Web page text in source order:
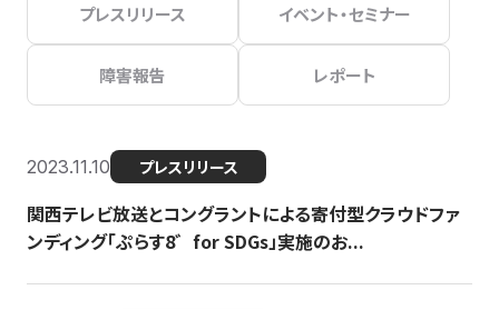
プレスリリース イベント・セミナー
障害報告 レポート
2023.11.10 プレスリリース
関西テレビ放送とコングラントによる寄付型クラウドファ
ンディング「ぷらす8゛for SDGs」実施のお...